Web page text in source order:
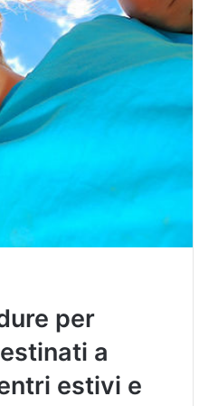
per
a
estivi e